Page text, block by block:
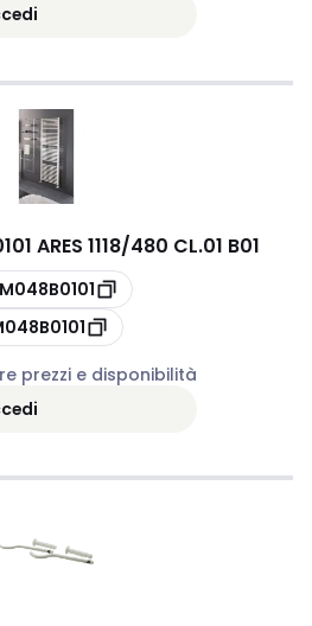
ARES 1118/480 CL.01 B01
prezzi e disponibilità